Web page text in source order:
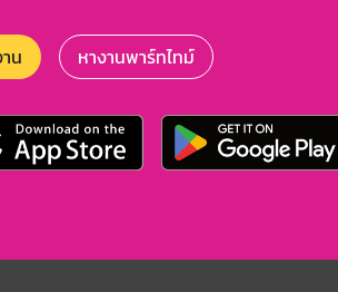
น หางานพาร์ทไทม์